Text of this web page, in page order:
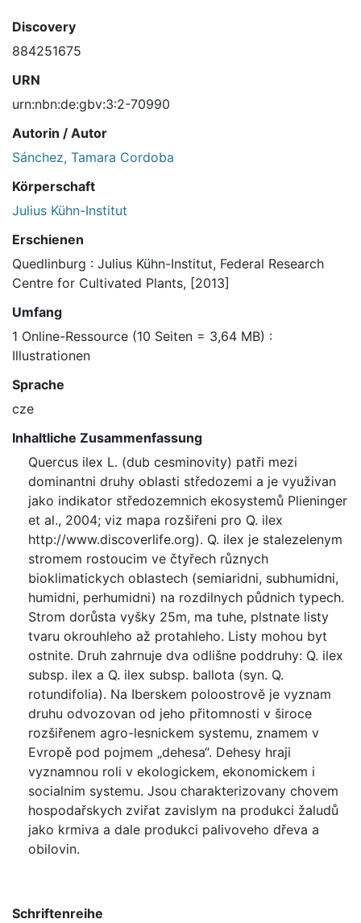
Discovery
884251675
URN
urn:nbn:de:gbv:3:2-70990
Autorin / Autor
Sánchez, Tamara Cordoba
Körperschaft
Julius Kühn-Institut
Erschienen
Quedlinburg : Julius Kühn-Institut, Federal Research
Centre for Cultivated Plants, [2013]
Umfang
1 Online-Ressource (10 Seiten = 3,64 MB) :
Illustrationen
Sprache
cze
Inhaltliche Zusammenfassung
Quercus ilex L. (dub cesminovity) patři mezi
dominantni druhy oblasti středozemi a je využivan
jako indikator středozemnich ekosystemů Plieninger
et al., 2004; viz mapa rozšiřeni pro Q. ilex
http://www.discoverlife.org). Q. ilex je stalezelenym
stromem rostoucim ve čtyřech různych
bioklimatickych oblastech (semiaridni, subhumidni,
humidni, perhumidni) na rozdilnych půdnich typech.
Strom dorůsta vyšky 25m, ma tuhe, plstnate listy
tvaru okrouhleho až protahleho. Listy mohou byt
ostnite. Druh zahrnuje dva odlišne poddruhy: Q. ilex
subsp. ilex a Q. ilex subsp. ballota (syn. Q.
rotundifolia). Na Iberskem poloostrově je vyznam
druhu odvozovan od jeho přitomnosti v široce
rozšiřenem agro-lesnickem systemu, znamem v
Evropě pod pojmem „dehesa“. Dehesy hraji
vyznamnou roli v ekologickem, ekonomickem i
socialnim systemu. Jsou charakterizovany chovem
hospodařskych zviřat zavislym na produkci žaludů
jako krmiva a dale produkci palivoveho dřeva a
obilovin.
Schriftenreihe